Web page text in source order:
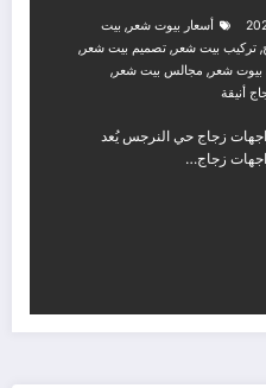
أسعار بيوت شعر , بيت
, تركيب بيت شعر , تصميم بيت شعر ,
بيوت شعر , مجالس بيت شعر ,
أنيقة
زجاج حي النرجس يُعد
زجاج…